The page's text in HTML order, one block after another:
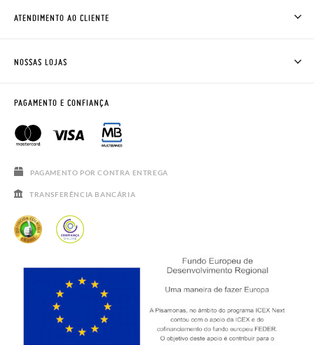
AVISO LEGAL, PRIVACIDADE E COOKIES
GUIA DE TAMANHOS
SALDOS
ATENDIMENTO AO CLIENTE
HORÁRIO
PERGUNTAS FREQUENTES
NOSSAS LOJAS
PAGAMENTO E CONFIANÇA
PAGAMENTO POR CONTRA ENTREGA
TRANSFERÊNCIA BANCÁRIA